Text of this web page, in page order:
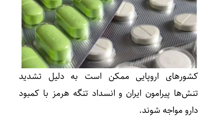
کشورهای اروپایی ممکن است به دلیل تشدید
تنش‌ها پیرامون ایران و انسداد تنگه هرمز با کمبود
دارو مواجه شوند.